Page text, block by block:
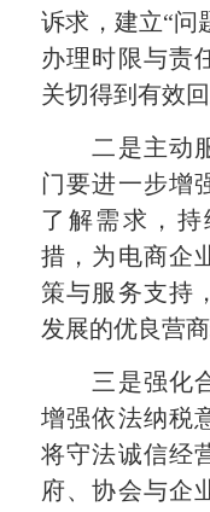
诉求，建立“问
办理时限与责
关切得到有效回
二是主动服
门要进一步增
了解需求，
措，为电商企
策与服务支持
发展的优良营商
三是强化合
增强依法纳税
将守法诚信经
府、协会与企